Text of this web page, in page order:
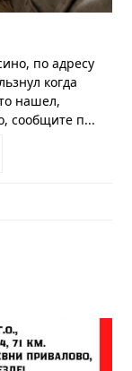
по адресу
когда
нашел,
сообщите п...